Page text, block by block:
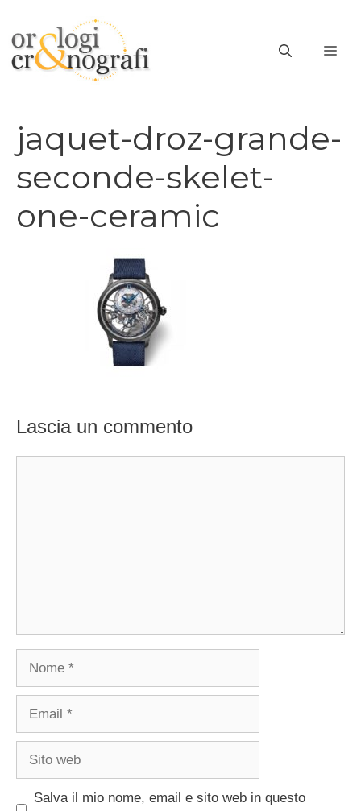
contenuto
jaquet-droz-grande-
seconde-skelet-
one-ceramic
Lascia un commento
Nome
Email
Sito
Salva il mio nome, email e sito web in questo